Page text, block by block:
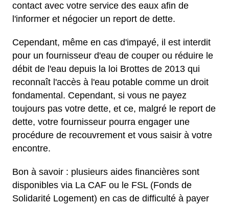
contact avec votre service des eaux afin de
l'informer et négocier un report de dette.
Cependant, même en cas d'impayé, il est interdit
pour un fournisseur d'eau de couper ou réduire le
débit de l'eau depuis la loi Brottes de 2013 qui
reconnaît l'accès à l'eau potable comme un droit
fondamental. Cependant, si vous ne payez
toujours pas votre dette, et ce, malgré le report de
dette, votre fournisseur pourra engager une
procédure de recouvrement et vous saisir à votre
encontre.
Bon à savoir : plusieurs aides financières sont
disponibles via La CAF ou le FSL (Fonds de
Solidarité Logement) en cas de difficulté à payer